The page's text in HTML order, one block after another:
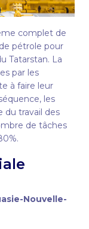
complet de
pétrole pour
Tatarstan. La
par les
à faire leur
les
du travail des
de tâches
Nouvelle-